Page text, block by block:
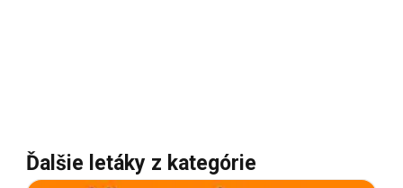
Ďalšie letáky z kategórie